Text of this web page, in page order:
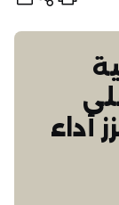
أداء